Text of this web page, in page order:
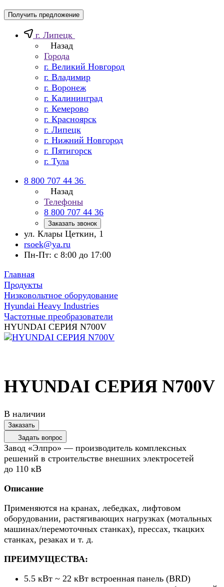
Получить предложение
г. Липецк
Назад
Города
г. Великий Новгород
г. Владимир
г. Воронеж
г. Калининград
г. Кемерово
г. Красноярск
г. Липецк
г. Нижний Новгород
г. Пятигорск
г. Тула
8 800 707 44 36
Назад
Телефоны
8 800 707 44 36
Заказать звонок
ул. Клары Цеткин, 1
rsoek@ya.ru
Пн-Пт: с 8:00 до 17:00
Главная
Продукты
Низковольтное оборудование
Hyundai Heavy Industries
Частотные преобразователи
HYUNDAI СЕРИЯ N700V
HYUNDAI СЕРИЯ N700V
В наличии
Заказать
Задать вопрос
Завод «Элпро» — производитель комплексных
решений в строительстве внешних электросетей
до 110 кВ
Описание
Применяются на кранах, лебедках, лифтовом
оборудовании, растягивающих нагрузках (мотальных
машинах/перемоточных станках), прессах, ткацких
станках, резаках и т. д.
ПРЕИМУЩЕСТВА:
5.5 кВт ~ 22 кВт встроенная панель (BRD)